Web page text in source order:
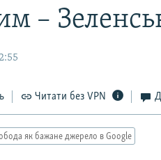
–
Читати без VPN
як бажане джерело в Google